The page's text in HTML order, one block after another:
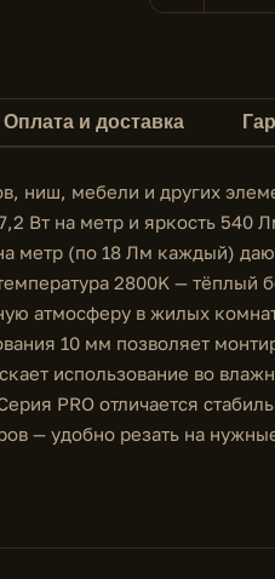
Оплата и доставка
ниш, мебели и других
Вт на метр и яркость 540
метр (по 18 Лм каждый)
2800K — тёплый
атмосферу в жилых
10 мм позволяет
использование во
PRO отличается
— удобно резать на